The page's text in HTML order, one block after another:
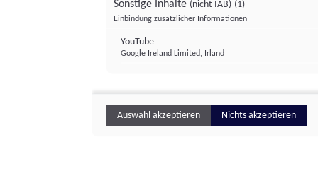
Sonstige Inhalte (nicht IAB) (1)
Einbindung zusätzlicher Informationen
YouTube
Google Ireland Limited, Irland
Auswahl akzeptieren Nichts akzeptieren